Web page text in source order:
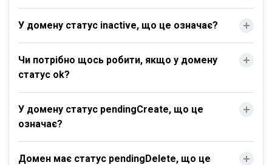
У домену статус inactive, що це означає?
Чи потрібно щось робити, якщо у домену
статус ok?
У домену статус pendingCreate, що це
означає?
Домен має статус pendingDelete, що це